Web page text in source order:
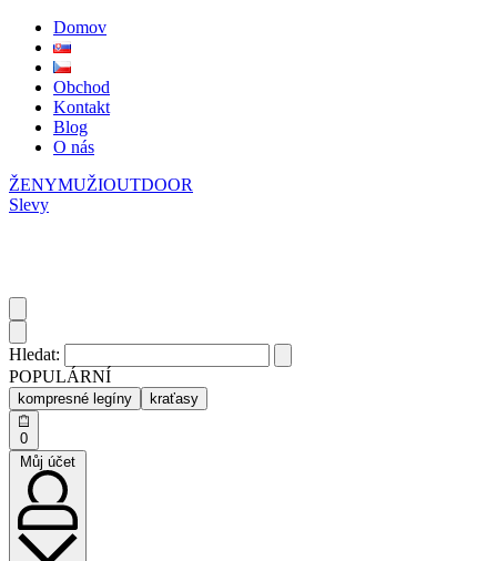
Domov
Obchod
Kontakt
Blog
O nás
ŽENYMUŽIOUTDOOR
Slevy
Hledat:
POPULÁRNÍ
kompresné legíny kraťasy
0
Můj účet